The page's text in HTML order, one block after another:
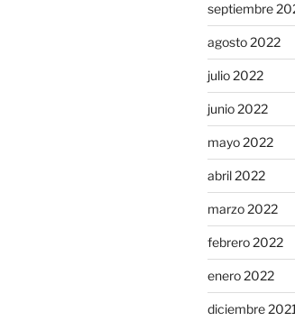
septiembre
agosto 2022
julio 2022
junio 2022
mayo 2022
abril 2022
marzo 2022
febrero 2022
enero 2022
diciembre 2021